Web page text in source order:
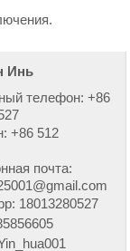
Инь
телефон: +86
+86 512
почта:
18013280527